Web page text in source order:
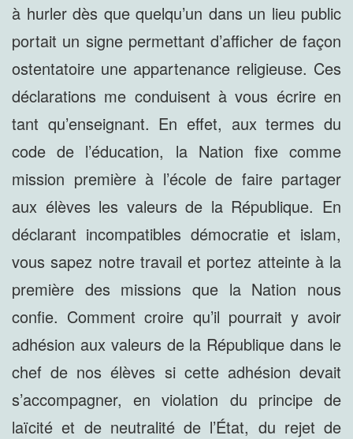
à hurler dès que quelqu’un dans un lieu public
portait un signe permettant d’afficher de façon
ostentatoire une appartenance religieuse. Ces
déclarations me conduisent à vous écrire en
tant qu’enseignant. En effet, aux termes du
code de l’éducation, la Nation fixe comme
mission première à l’école de faire partager
aux élèves les valeurs de la République. En
déclarant incompatibles démocratie et islam,
vous sapez notre travail et portez atteinte à la
première des missions que la Nation nous
confie. Comment croire qu’il pourrait y avoir
adhésion aux valeurs de la République dans le
chef de nos élèves si cette adhésion devait
s’accompagner, en violation du principe de
laïcité et de neutralité de l’État, du rejet de